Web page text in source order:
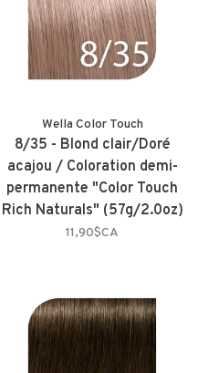
Wella Color Touch
8/35 - Blond clair/Doré
acajou / Coloration demi-
permanente "Color Touch
Rich Naturals" (57g/2.0oz)
11,90$CA